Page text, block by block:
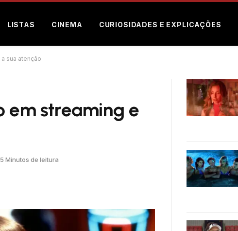
LISTAS CINEMA CURIOSIDADES E EXPLICAÇÕES
sua atenção
em streaming e
5 Minutos de leitura